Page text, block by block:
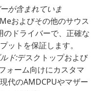
が含まれていま
およびその他のサウス
ドライバーで、正確な
ットを保証します。
ド:デスクトップおよび
ォーム向けにカスタマ
代のAMDCPUやマザー